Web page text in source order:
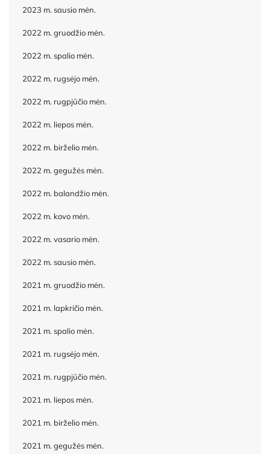
2023 m. sausio mėn.
2022 m. gruodžio mėn.
2022 m. spalio mėn.
2022 m. rugsėjo mėn.
2022 m. rugpjūčio mėn.
2022 m. liepos mėn.
2022 m. birželio mėn.
2022 m. gegužės mėn.
2022 m. balandžio mėn.
2022 m. kovo mėn.
2022 m. vasario mėn.
2022 m. sausio mėn.
2021 m. gruodžio mėn.
2021 m. lapkričio mėn.
2021 m. spalio mėn.
2021 m. rugsėjo mėn.
2021 m. rugpjūčio mėn.
2021 m. liepos mėn.
2021 m. birželio mėn.
2021 m. gegužės mėn.